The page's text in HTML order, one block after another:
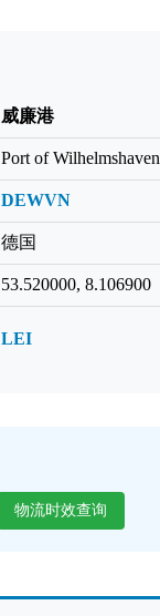
威廉港
Port of Wilhelmshaven
DEWVN
德国
53.520000, 8.106900
LEI
物流时效查询